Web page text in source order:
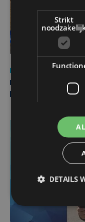
di 4
Man en vrouw dood
Strikt
DETAILS